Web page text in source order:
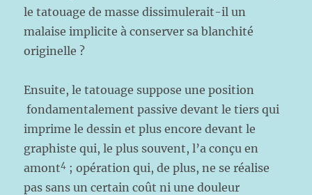
le tatouage de masse dissimulerait-il un
malaise implicite à conserver sa blanchité
originelle ?
Ensuite, le tatouage suppose une position
fondamentalement passive devant le tiers qui
imprime le dessin et plus encore devant le
graphiste qui, le plus souvent, l’a conçu en
amont4 ; opération qui, de plus, ne se réalise
pas sans un certain coût ni une douleur